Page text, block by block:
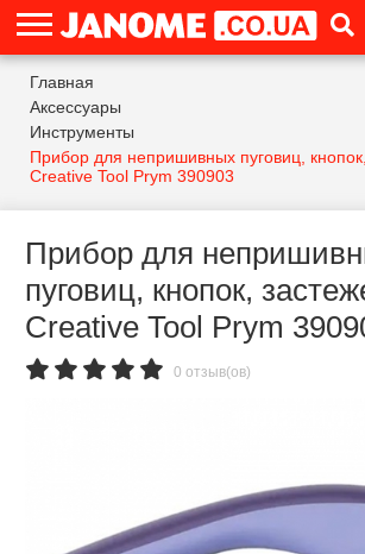
Главная
Аксессуары
Инструменты
Прибор для непришивных пуговиц,
Creative Tool Prym 390903
Прибор для
пуговиц, кнопок,
Creative Tool Prym
0 отзыв(ов)